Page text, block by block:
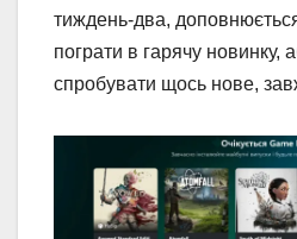
тиждень-два,
пограти в гарячу новинку,
спробувати щось нове,